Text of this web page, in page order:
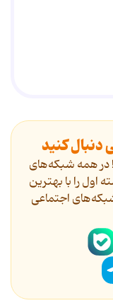
دنبال کنید
در همه شبکه‌های
اول را با بهترین
شبکه‌های اجتماعی